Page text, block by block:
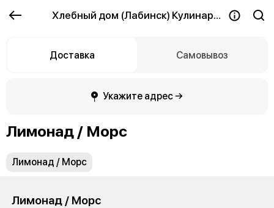
Хлебный дом (Лабинск) Кулинария
Доставка Самовывоз
Укажите адрес →
Лимонад / Морс
Лимонад / Морс
Лимонад / Морс